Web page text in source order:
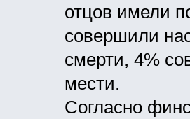
отцов имели
совершили
смерти, 4%
мести.
Согласно